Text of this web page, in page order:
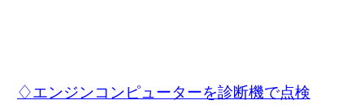
♢エンジンコンピューターを診断機で点検